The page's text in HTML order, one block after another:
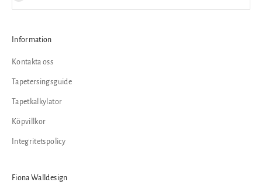
Information
Kontakta oss
Tapetersingsguide
Tapetkalkylator
Köpvillkor
Integritetspolicy
Fiona Walldesign